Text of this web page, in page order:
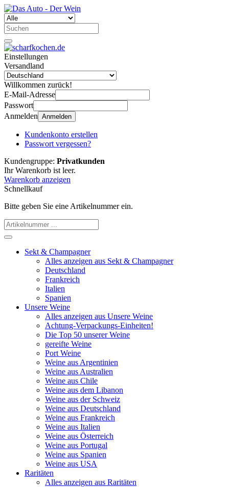
Einstellungen
Versandland
Willkommen zurück!
E-Mail-Adresse
Passwort
Anmelden Anmelden
Kundenkonto erstellen
Passwort vergessen?
Kundengruppe: Privatkunden
Ihr Warenkorb ist leer.
Warenkorb anzeigen
Schnellkauf
Bitte geben Sie eine Artikelnummer ein.
Sekt & Champagner
Alles anzeigen aus Sekt & Champagner
Deutschland
Frankreich
Italien
Spanien
Unsere Weine
Alles anzeigen aus Unsere Weine
Achtung-Verpackungs-Einheiten!
Die Top 50 unserer Weine
gereifte Weine
Port Weine
Weine aus Argentinien
Weine aus Australien
Weine aus Chile
Weine aus dem Libanon
Weine aus der Schweiz
Weine aus Deutschland
Weine aus Frankreich
Weine aus Italien
Weine aus Österreich
Weine aus Portugal
Weine aus Spanien
Weine aus USA
Raritäten
Alles anzeigen aus Raritäten